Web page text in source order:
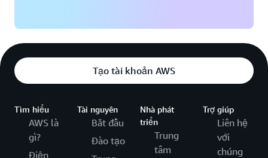
Tạo tài khoản AWS
Tìm hiểu
AWS là
gì?
Điện
Tài nguyên
Bắt đầu
Đào tạo
Nhà phát
triển
Trung
tâm
Trợ giúp
Liên hệ
với
chúng